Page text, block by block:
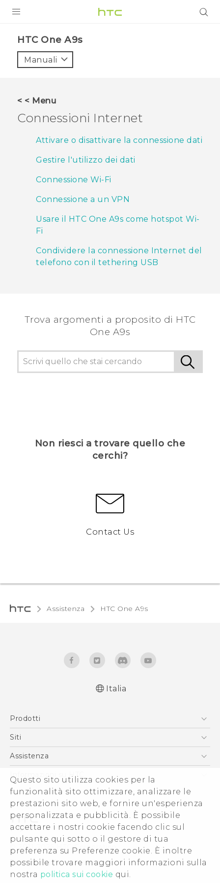
Questo sito utilizza cookies per la
funzionalità sito ottimizzare, analizzare le
prestazioni sito web, e fornire un'esperienza
personalizzata e pubblicità. È possibile
accettare i nostri cookie facendo clic sul
pulsante qui sotto o il gestore di tua
preferenza su Preferenze cookie. È inoltre
possibile trovare maggiori informazioni sulla
nostra politica sui cookie qui.
VIVE
ASSISTENZA
Accessori e dispositivi HTC
Accesso
HTC One A9s‎
Manuali
< < Menu
Connessioni Internet
Attivare o disattivare la connessione dati
Gestire l'utilizzo dei dati
Connessione Wi‍-Fi
Connessione a un VPN
Usare il HTC One A9s come hotspot Wi‍-
Fi
Condividere la connessione Internet del
telefono con il tethering USB
Trova argomenti a proposito di HTC
One A9s
Non riesci a trovare quello che
cerchi?
Contact Us
Assistenza HTC One A9s‎
normativa
English - Safety and regulatory guide
Italia
Prodotti
Smartphone
Vive
Accessori
Siti
HTC VIVE
Assistenza
Ecommerce Assistenza
Informazioni su HTC
ESG
Uffici Commerciali
Investitori (Inglese)
Cookie Preferences
Lavora con noi
Security and Privacy Whitepaper
© 2011-2026 HTC Corporation
Termini legali